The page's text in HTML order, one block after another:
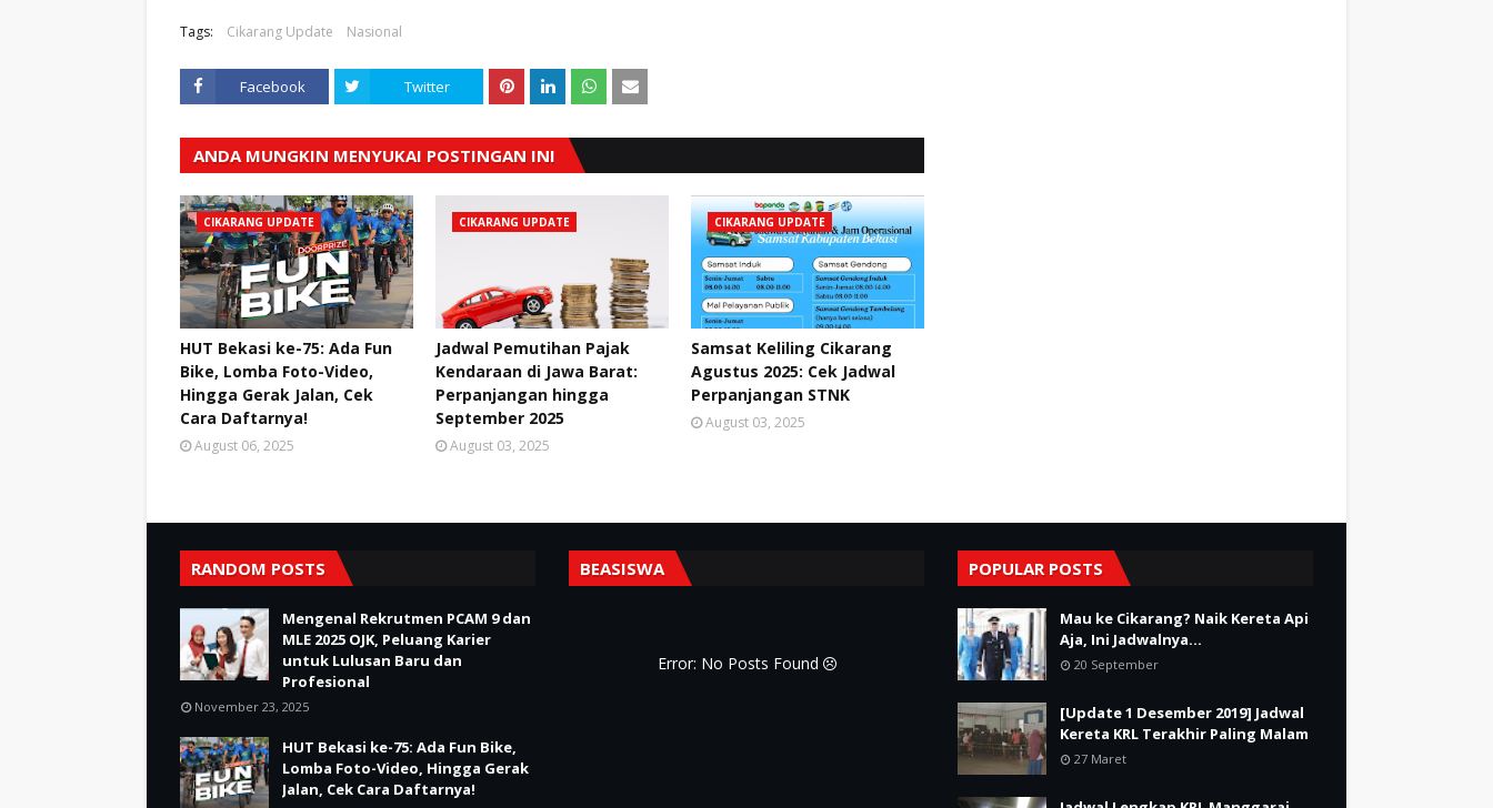
Tags: Cikarang Update Nasional
Facebook Twitter
ANDA MUNGKIN MENYUKAI POSTINGAN INI
CIKARANG UPDATE
HUT Bekasi ke-75: Ada Fun
Bike, Lomba Foto-Video,
Hingga Gerak Jalan, Cek
Cara Daftarnya!
August 06, 2025
CIKARANG UPDATE
Jadwal Pemutihan Pajak
Kendaraan di Jawa Barat:
Perpanjangan hingga
September 2025
August 03, 2025
CIKARANG UPDATE
Samsat Keliling Cikarang
Agustus 2025: Cek Jadwal
Perpanjangan STNK
August 03, 2025
RANDOM POSTS
Mengenal Rekrutmen PCAM 9 dan
MLE 2025 OJK, Peluang Karier
untuk Lulusan Baru dan
Profesional
November 23, 2025
HUT Bekasi ke-75: Ada Fun Bike,
Lomba Foto-Video, Hingga Gerak
Jalan, Cek Cara Daftarnya!
BEASISWA
Error: No Posts Found
POPULAR POSTS
Mau ke Cikarang? Naik Kereta Api
Aja, Ini Jadwalnya...
20 September
[Update 1 Desember 2019] Jadwal
Kereta KRL Terakhir Paling Malam
27 Maret